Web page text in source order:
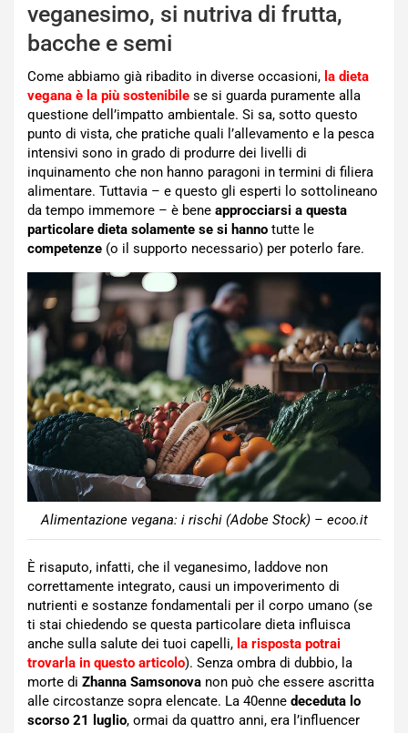
veganesimo, si nutriva di frutta,
bacche e semi
Come abbiamo già ribadito in diverse occasioni, la dieta
vegana è la più sostenibile se si guarda puramente alla
questione dell’impatto ambientale. Si sa, sotto questo
punto di vista, che pratiche quali l’allevamento e la pesca
intensivi sono in grado di produrre dei livelli di
inquinamento che non hanno paragoni in termini di filiera
alimentare. Tuttavia – e questo gli esperti lo sottolineano
da tempo immemore – è bene approcciarsi a questa
particolare dieta solamente se si hanno tutte le
competenze (o il supporto necessario) per poterlo fare.
Alimentazione vegana: i rischi (Adobe Stock) – ecoo.it
È risaputo, infatti, che il veganesimo, laddove non
correttamente integrato, causi un impoverimento di
nutrienti e sostanze fondamentali per il corpo umano (se
ti stai chiedendo se questa particolare dieta influisca
anche sulla salute dei tuoi capelli, la risposta potrai
trovarla in questo articolo). Senza ombra di dubbio, la
morte di Zhanna Samsonova non può che essere ascritta
alle circostanze sopra elencate. La 40enne deceduta lo
scorso 21 luglio, ormai da quattro anni, era l’influencer